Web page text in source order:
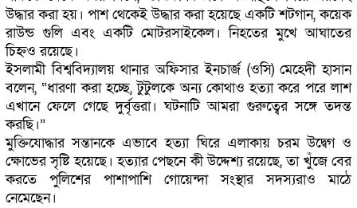
উদ্ধার করা হয়। পাশ থেকেই উদ্ধার করা হয়েছে একটি শটগান, কয়েক
রাউন্ড গুলি এবং একটি মোটরসাইকেল। নিহতের মুখে আঘাতের
চিহ্নও রয়েছে।
ইসলামী বিশ্ববিদ্যালয় থানার অফিসার ইনচার্জ (ওসি) মেহেদী হাসান
বলেন, “ধারণা করা হচ্ছে, টুটুলকে অন্য কোথাও হত্যা করে পরে লাশ
এখানে ফেলে গেছে দুর্বৃত্তরা। ঘটনাটি আমরা গুরুত্বের সঙ্গে তদন্ত
করছি।”
মুক্তিযোদ্ধার সন্তানকে এভাবে হত্যা ঘিরে এলাকায় চরম উদ্বেগ ও
ক্ষোভের সৃষ্টি হয়েছে। হত্যার পেছনে কী উদ্দেশ্য রয়েছে, তা খুঁজে বের
করতে পুলিশের পাশাপাশি গোয়েন্দা সংস্থার সদস্যরাও মাঠে
নেমেছেন।